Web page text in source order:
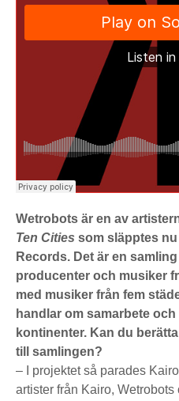
Wetrobots är en av
Ten Cities som släpptes
Records. Det är en
producenter och musiker
med musiker från fem
handlar om samarbete
kontinenter. Kan du
till samlingen?
– I projektet så parades
artister från Kairo, Wetrobots